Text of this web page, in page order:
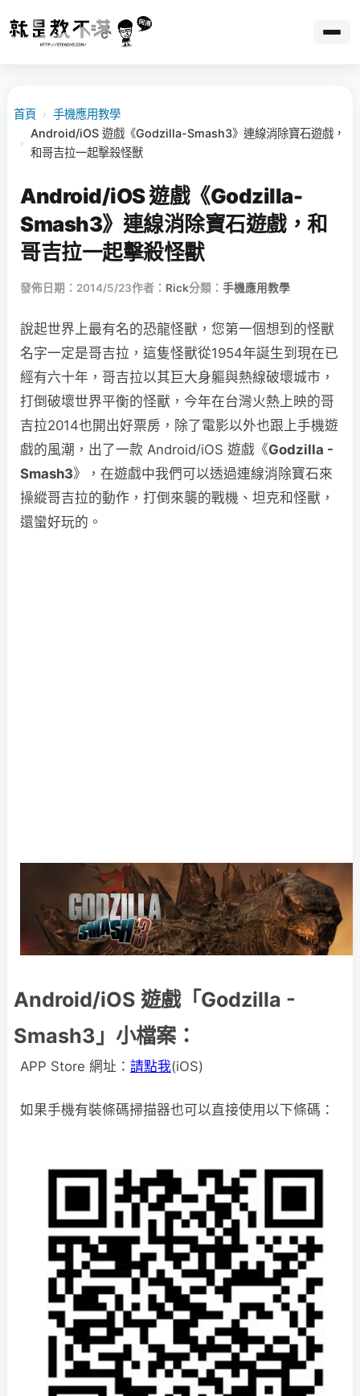
首頁 › 手機應用教學
›
Android/iOS 遊戲《Godzilla-Smash3》連線消除寶石遊戲，
和哥吉拉一起擊殺怪獸
Android/iOS 遊戲《Godzilla-
Smash3》連線消除寶石遊戲，和
哥吉拉一起擊殺怪獸
發佈日期：2014/5/23作者： Rick分類： 手機應用教學
說起世界上最有名的恐龍怪獸，您第一個想到的怪獸
名字一定是哥吉拉，這隻怪獸從1954年誕生到現在已
經有六十年，哥吉拉以其巨大身軀與熱線破壞城市，
打倒破壞世界平衡的怪獸，今年在台灣火熱上映的哥
吉拉2014也開出好票房，除了電影以外也跟上手機遊
戲的風潮，出了一款 Android/iOS 遊戲《Godzilla -
Smash3》，在遊戲中我們可以透過連線消除寶石來
操縱哥吉拉的動作，打倒來襲的戰機、坦克和怪獸，
還蠻好玩的。
Android/iOS 遊戲「Godzilla -
Smash3」小檔案：
APP Store 網址： 請點我(iOS)
如果手機有裝條碼掃描器也可以直接使用以下條碼：